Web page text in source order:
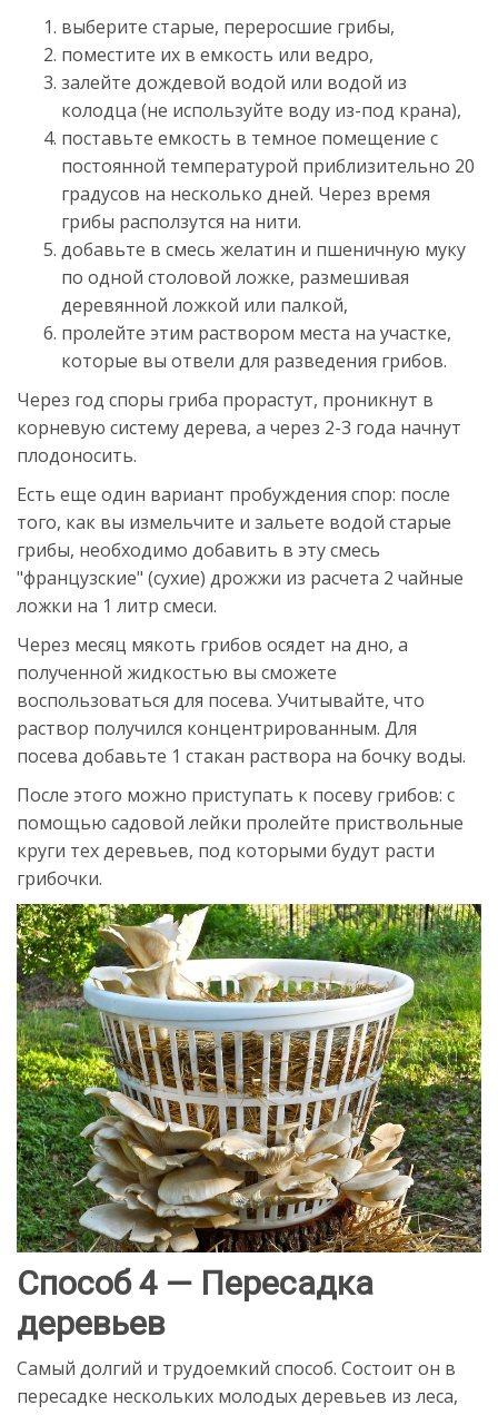
выберите старые, переросшие грибы,
поместите их в емкость или ведро,
залейте дождевой водой или водой из
колодца (не используйте воду из-под крана),
поставьте емкость в темное помещение с
постоянной температурой приблизительно 20
градусов на несколько дней. Через время
грибы расползутся на нити.
добавьте в смесь желатин и пшеничную муку
по одной столовой ложке, размешивая
деревянной ложкой или палкой,
пролейте этим раствором места на участке,
которые вы отвели для разведения грибов.
Через год споры гриба прорастут, проникнут в
корневую систему дерева, а через 2-3 года начнут
плодоносить.
Есть еще один вариант пробуждения спор: после
того, как вы измельчите и зальете водой старые
грибы, необходимо добавить в эту смесь
"французские" (сухие) дрожжи из расчета 2 чайные
ложки на 1 литр смеси.
Через месяц мякоть грибов осядет на дно, а
полученной жидкостью вы сможете
воспользоваться для посева. Учитывайте, что
раствор получился концентрированным. Для
посева добавьте 1 стакан раствора на бочку воды.
После этого можно приступать к посеву грибов: с
помощью садовой лейки пролейте приствольные
круги тех деревьев, под которыми будут расти
грибочки.
Способ 4 — Пересадка
деревьев
Самый долгий и трудоемкий способ. Состоит он в
пересадке нескольких молодых деревьев из леса,